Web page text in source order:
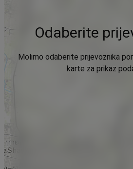
Odaberite
Molimo odaberite prijevoznika
karte za prikaz